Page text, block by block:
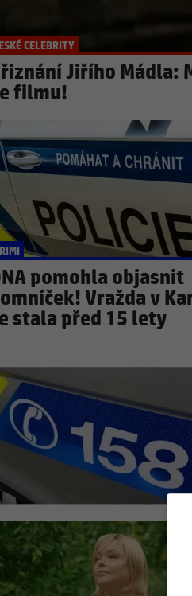
CELEBRITY
Jiřího Mádla:
filmu!
pomohla objasnit
Vražda v
stala před 15 lety